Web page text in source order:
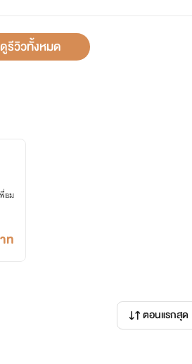
ดูรีวิวทั้งหมด
อม
ท
ตอนแรกสุด